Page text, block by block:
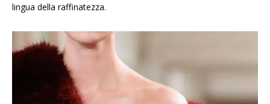
lingua della raffinatezza.